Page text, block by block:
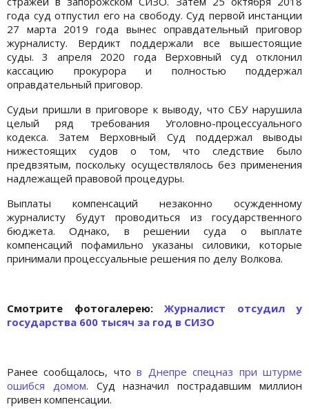
года суд отпустил его на свободу. Суд первой инстанции
27 марта 2019 года вынес оправдательный приговор
журналисту. Вердикт поддержали все вышестоящие
суды. 3 апреля 2020 года Верховный суд отклонил
кассацию прокурора и полностью поддержал
оправдательный приговор.
Судьи пришли в приговоре к выводу, что СБУ нарушила
целый ряд требования Уголовно-процессуального
кодекса. Затем Верховный Суд поддержал выводы
нижестоящих судов о том, что следствие было
предвзятым, поскольку осуществлялось без применения
надлежащей правовой процедуры.
Выплаты компенсаций незаконно осужденному
журналисту будут проводиться из государственного
бюджета. Однако, в решении суда о выплате
компенсаций пофамильно указаны силовики, которые
принимали процессуальные решения по делу Волкова.
Cмотрите фотогалерею: Журналист отсудил у
государства 600 тысяч за год в СИЗО
Ранее сообщалось, чтов Днепре спецназ при штурме
ошибся домом. Суд назначил пострадавшим миллион
гривен компенсации.